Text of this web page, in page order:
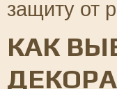
защиту от
КАК